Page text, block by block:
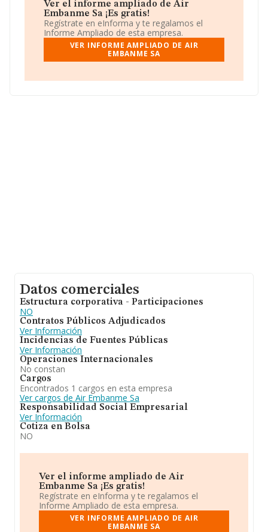
Ver el informe ampliado de Air
Embanme Sa ¡Es gratis!
Regístrate en eInforma y te regalamos el
Informe Ampliado de esta empresa.
VER INFORME AMPLIADO DE AIR
EMBANME SA
Datos comerciales
Estructura corporativa - Participaciones
NO
Contratos Públicos Adjudicados
Ver Información
Incidencias de Fuentes Públicas
Ver Información
Operaciones Internacionales
No constan
Cargos
Encontrados 1 cargos en esta empresa
Ver cargos de Air Embanme Sa
Responsabilidad Social Empresarial
Ver Información
Cotiza en Bolsa
NO
Ver el informe ampliado de Air
Embanme Sa ¡Es gratis!
Regístrate en eInforma y te regalamos el
Informe Ampliado de esta empresa.
VER INFORME AMPLIADO DE AIR
EMBANME SA